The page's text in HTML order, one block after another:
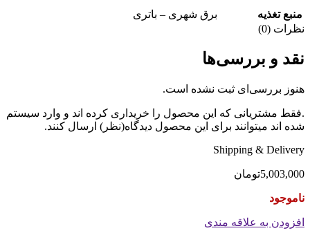
منبع تغذیه
برق شهری – باتری
نظرات (0)
نقد و بررسی‌ها
هنوز بررسی‌ای ثبت نشده است.
.فقط مشتریانی که این محصول را خریداری کرده اند و وارد سیستم
شده اند میتوانند برای این محصول دیدگاه(نظر) ارسال کنند.
Shipping & Delivery
5,003,000تومان
ناموجود
افزودن به علاقه مندی